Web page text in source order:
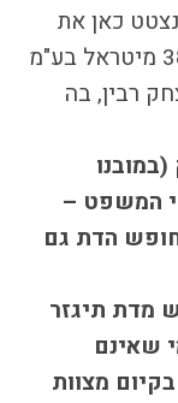
כאן את
קביעת השופטים בבג"צ מס' 3872/93 מיטראל בע"מ
רבין, בה
המשפט –
הדת גם
מדת תיגזר
שאינם
מצוות